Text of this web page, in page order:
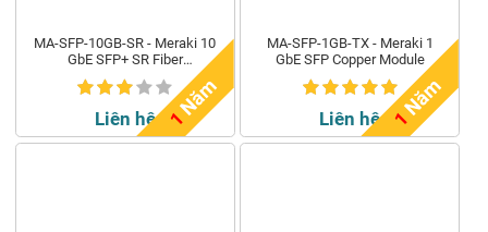
MA-SFP-10GB-SR - Meraki 10
GbE SFP+ SR Fiber
Transceiver
Liên hệ 1
N
ă
m
MA-SFP-1GB-TX - Meraki 1
GbE SFP Copper Module
Liên hệ 1
N
ă
m